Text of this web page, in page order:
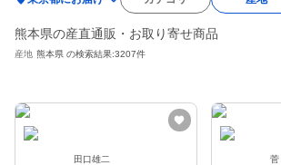
熊本県の産直通販・お取り寄せ商品
産地 熊本県 の検索結果:3207件
田口雄二 菅